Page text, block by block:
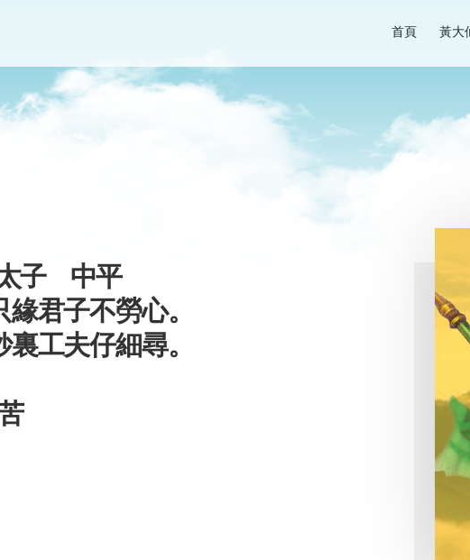
首頁 黃大
子 中平
君子不勞心。
工夫仔細尋。